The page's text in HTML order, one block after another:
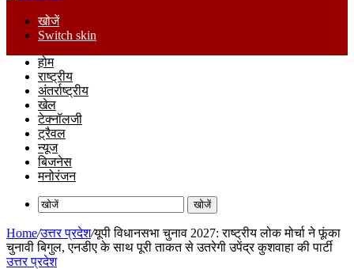
खोजें
Switch skin
होम
राष्ट्रीय
अंतर्राष्ट्रीय
खेल
टेक्नॉलजी
ट्रैवल
न्यूज
बिजनेस
मनोरंजन
खोजें
Home/उत्तर प्रदेश/यूपी विधानसभा चुनाव 2027: राष्ट्रीय लोक मोर्चा ने फूंका
चुनावी बिगुल, एनडीए के साथ पूरी ताकत से उतरेगी उपेंद्र कुशवाहा की पार्टी
उत्तर प्रदेश